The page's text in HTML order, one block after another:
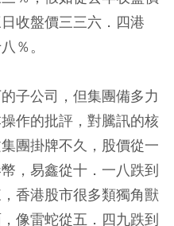
收盤價三三六．四港
％。
子公司，但集團備多力
作的批評，對騰訊的核
團掛牌不久，股價從一
，易鑫從十．一八跌到
香港股市很多類獨角獸
像雷蛇從五．四九跌到